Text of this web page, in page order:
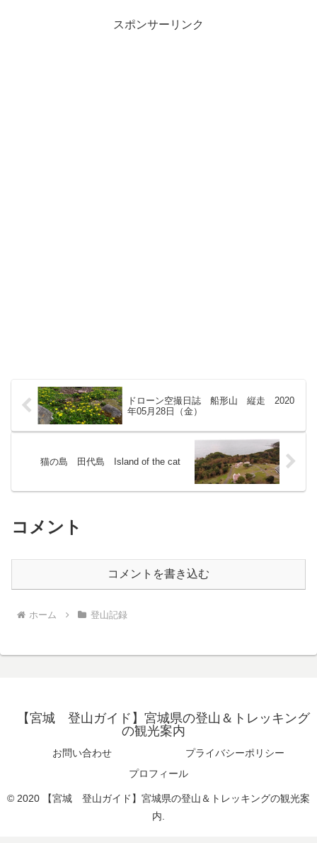
スポンサーリンク
ドローン空撮日誌 船形山 縦走 2020
年05月28日（金）
猫の島 田代島 Island of the cat
コメント
コメントを書き込む
ホーム 登山記録
【宮城 登山ガイド】宮城県の登山＆トレッキング
の観光案内
お問い合わせ
プライバシーポリシー
プロフィール
© 2020 【宮城 登山ガイド】宮城県の登山＆トレッキングの観光案
内.